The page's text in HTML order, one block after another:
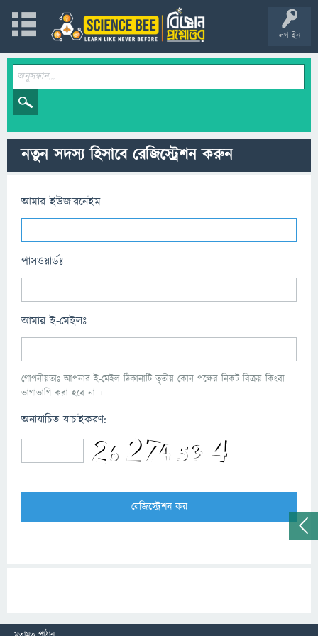
লগ ইন
নতুন সদস্য হিসাবে রেজিস্ট্রেশন করুন
আমার ইউজারনেইম
পাসওয়ার্ডঃ
আমার ই-মেইলঃ
গোপনীয়তাঃ আপনার ই-মেইল ঠিকানাটি তৃতীয় কোন পক্ষের নিকট বিক্রয় কিংবা
ভাগাভাগি করা হবে না ।
অনাযাচিত যাচাইকরণ: